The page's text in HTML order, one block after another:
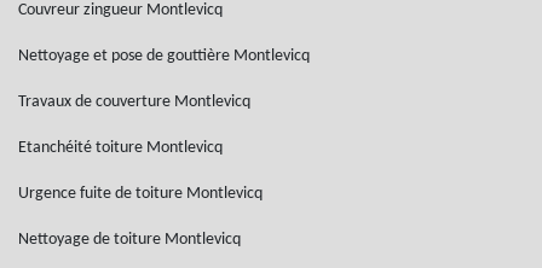
Couvreur zingueur Montlevicq
Nettoyage et pose de gouttière Montlevicq
Travaux de couverture Montlevicq
Etanchéité toiture Montlevicq
Urgence fuite de toiture Montlevicq
Nettoyage de toiture Montlevicq